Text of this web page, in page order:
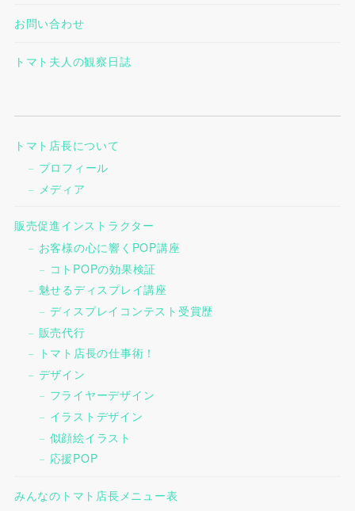
お問い合わせ
トマト夫人の観察日誌
トマト店長について
プロフィール
メディア
販売促進インストラクター
お客様の心に響くPOP講座
コトPOPの効果検証
魅せるディスプレイ講座
ディスプレイコンテスト受賞歴
販売代行
トマト店長の仕事術！
デザイン
フライヤーデザイン
イラストデザイン
似顔絵イラスト
応援POP
みんなのトマト店長メニュー表